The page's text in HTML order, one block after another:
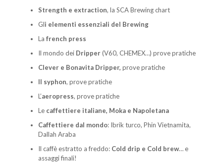
Strength e extraction, la SCA Brewing chart
Gli elementi essenziali del Brewing
La french press
Il mondo deiDripper(V60, CHEMEX…) prove pratiche
Clever e Bonavita Dripper, prove pratiche
Il syphon, prove pratiche
L’aeropress, prove pratiche
Lecaffettiere italiane, Moka e Napoletana
Caffettiere dal mondo: Ibrik turco, Phin Vietnamita,
Dallah Araba
Il caffè estratto a freddo: Cold drip e Cold brew… e
assaggi finali!